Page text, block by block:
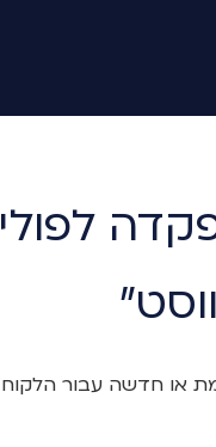
או חדשה עבור הלקוח